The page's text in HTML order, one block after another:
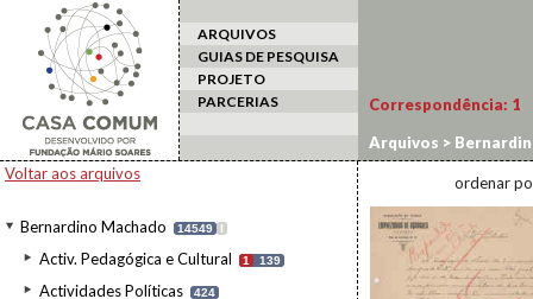
ARQUIVOS
GUIAS DE PESQUISA
PROJETO
PARCERIAS
Voltar aos arquivos
Bernardino Machado 14549 I
Activ. Pedagógica e Cultural 1 139
Actividades Políticas 424
Correspondência: 1
Arquivos >
ordenar